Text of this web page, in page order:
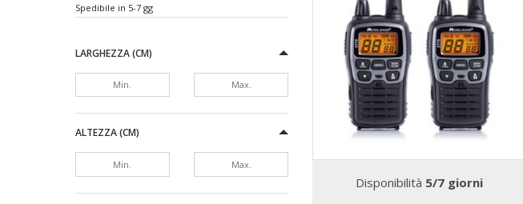
Spedibile in 5-7 gg
LARGHEZZA (CM)
ALTEZZA (CM)
Disponibilità 5/7 giorni